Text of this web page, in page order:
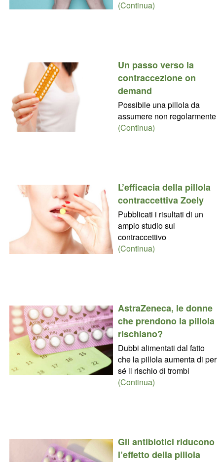
(Continua)
Un passo verso la
contraccezione on
demand
Possibile una pillola da
assumere non regolarmente
(Continua)
L’efficacia della pillola
contraccettiva Zoely
Pubblicati i risultati di un
ampio studio sul
contraccettivo
(Continua)
AstraZeneca, le donne
che prendono la pillola
rischiano?
Dubbi alimentati dal fatto
che la pillola aumenta di per
sé il rischio di trombi
(Continua)
Gli antibiotici riducono
l’effetto della pillola